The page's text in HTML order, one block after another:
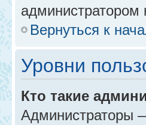
администратором
Вернуться к
Уровни
Кто такие
Администраторы